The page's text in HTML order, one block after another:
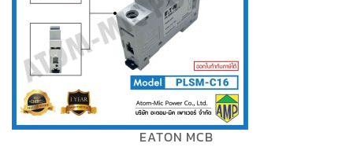
EATON MCB